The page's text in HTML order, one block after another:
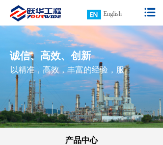
诚信、高效、创新
以精准，高效，丰富的经验，服
务于绿色工程
产品中心
English